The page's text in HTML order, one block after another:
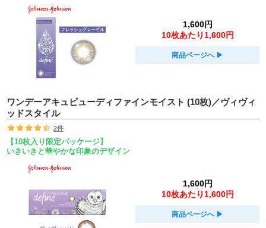
1,600円
10枚あたり1,600円
商品ページへ ▶︎
ワンデーアキュビューディファインモイスト (10枚)／ヴィヴィ
ッドスタイル
2件
【10枚入り限定パッケージ】
いきいきと華やかな印象のデザイン
1,600円
10枚あたり1,600円
商品ページへ ▶︎